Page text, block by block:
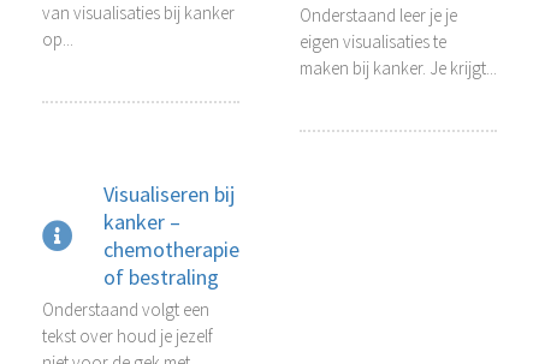
van visualisaties bij kanker
op...
Onderstaand leer je je
eigen visualisaties te
maken bij kanker. Je krijgt...
Visualiseren bij
kanker –
chemotherapie
of bestraling
Onderstaand volgt een
tekst over houd je jezelf